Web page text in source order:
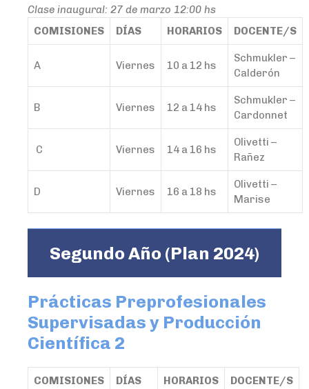
Clase inaugural: 27 de marzo 12:00 hs
COMISIONES
DÍAS HORARIOS DOCENTE/S
A Viernes 10 a 12 hs
Schmukler –
Calderón
B Viernes 12 a 14 hs
Schmukler –
Cardonnet
C Viernes 14 a 16 hs
Olivetti –
Rañez
D Viernes 16 a 18 hs
Olivetti –
Marise
Segundo Año (Plan 2024)
Prácticas Preprofesionales
Supervisadas y Producción
Científica 2
COMISIONES DÍAS HORARIOS DOCENTE/S